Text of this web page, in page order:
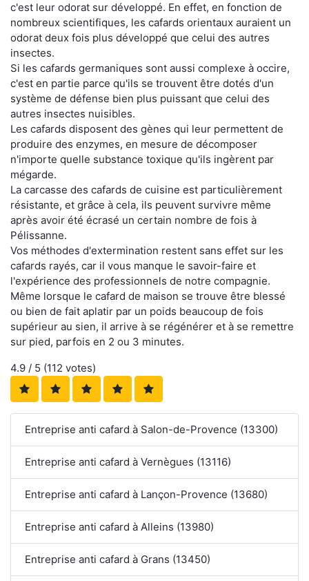
c'est leur odorat sur développé. En effet, en fonction de
nombreux scientifiques, les cafards orientaux auraient un
odorat deux fois plus développé que celui des autres
insectes.
Si les cafards germaniques sont aussi complexe à occire,
c'est en partie parce qu'ils se trouvent être dotés d'un
système de défense bien plus puissant que celui des
autres insectes nuisibles.
Les cafards disposent des gènes qui leur permettent de
produire des enzymes, en mesure de décomposer
n'importe quelle substance toxique qu'ils ingèrent par
mégarde.
La carcasse des cafards de cuisine est particulièrement
résistante, et grâce à cela, ils peuvent survivre même
après avoir été écrasé un certain nombre de fois à
Pélissanne.
Vos méthodes d'extermination restent sans effet sur les
cafards rayés, car il vous manque le savoir-faire et
l'expérience des professionnels de notre compagnie.
Même lorsque le cafard de maison se trouve être blessé
ou bien de fait aplatir par un poids beaucoup de fois
supérieur au sien, il arrive à se régénérer et à se remettre
sur pied, parfois en 2 ou 3 minutes.
4.9 / 5 (112 votes)
Entreprise anti cafard à Salon-de-Provence (13300)
Entreprise anti cafard à Vernègues (13116)
Entreprise anti cafard à Lançon-Provence (13680)
Entreprise anti cafard à Alleins (13980)
Entreprise anti cafard à Grans (13450)